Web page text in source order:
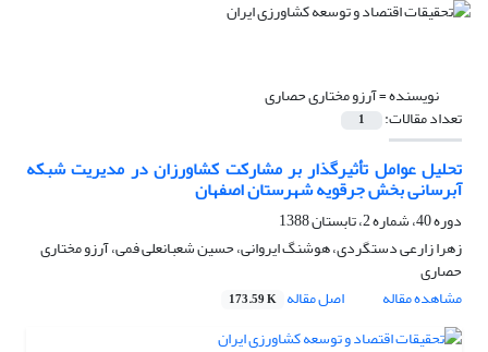
نویسنده =آرزو مختاری حصاری
تعداد مقالات: 1
تحلیل عوامل تأثیرگذار بر مشارکت کشاورزان در مدیریت شبکه
آبرسانی بخش جرقویه شهرستان اصفهان
دوره 40، شماره 2، تابستان 1388
زهرا زارعی دستگردی، هوشنگ ایروانی، حسین شعبانعلی فمی، آرزو مختاری
حصاری
مشاهده مقاله
اصل مقاله 173.59 K